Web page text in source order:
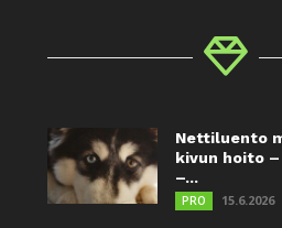
Nettiluento
kivun hoito
–...
PRO 15.6.2026